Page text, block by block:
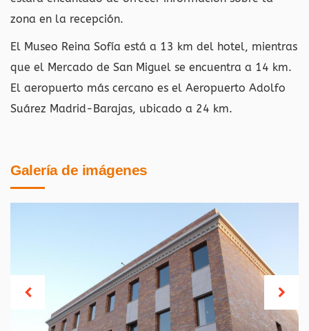
zona en la recepción.
El Museo Reina Sofía está a 13 km del hotel, mientras
que el Mercado de San Miguel se encuentra a 14 km.
El aeropuerto más cercano es el Aeropuerto Adolfo
Suárez Madrid-Barajas, ubicado a 24 km.
Galería de imágenes